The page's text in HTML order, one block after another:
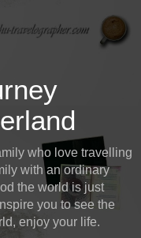
who love travelling
with an ordinary
the world is just
you to see the
enjoy your life.